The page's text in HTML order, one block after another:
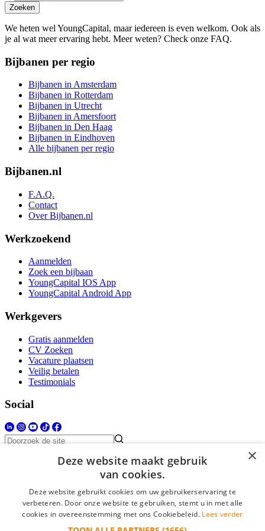
Zoeken
We heten wel YoungCapital, maar iedereen is even welkom. Ook als
je al wat meer ervaring hebt. Meer weten? Check onze FAQ.
Bijbanen per regio
Bijbanen in Amsterdam
Bijbanen in Rotterdam
Bijbanen in Utrecht
Bijbanen in Amersfoort
Bijbanen in Den Haag
Bijbanen in Eindhoven
Alle bijbanen per regio
Bijbanen.nl
F.A.Q.
Contact
Over Bijbanen.nl
Werkzoekend
Aanmelden
Zoek een bijbaan
YoungCapital IOS App
YoungCapital Android App
Werkgevers
Gratis aanmelden
CV Zoeken
Vacature plaatsen
Veilig betalen
Testimonials
Social
Bijbanen.nl is onderdeel van YoungCapital • © 2026 • KvK nr: 34330199 •
Privacy Contact•YoungCapital score
4.3 - 3366 reviews
×
Deze website maakt gebruik
van cookies.
Deze website gebruikt cookies om uw gebruikerservaring te
verbeteren. Door onze website te gebruiken, stemt u in met alle
cookies in overeenstemming met ons Cookiebeleid. Lees verder